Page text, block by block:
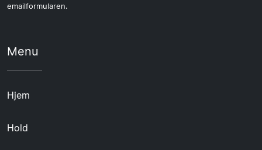
emailformularen.
Menu
Hjem
Hold